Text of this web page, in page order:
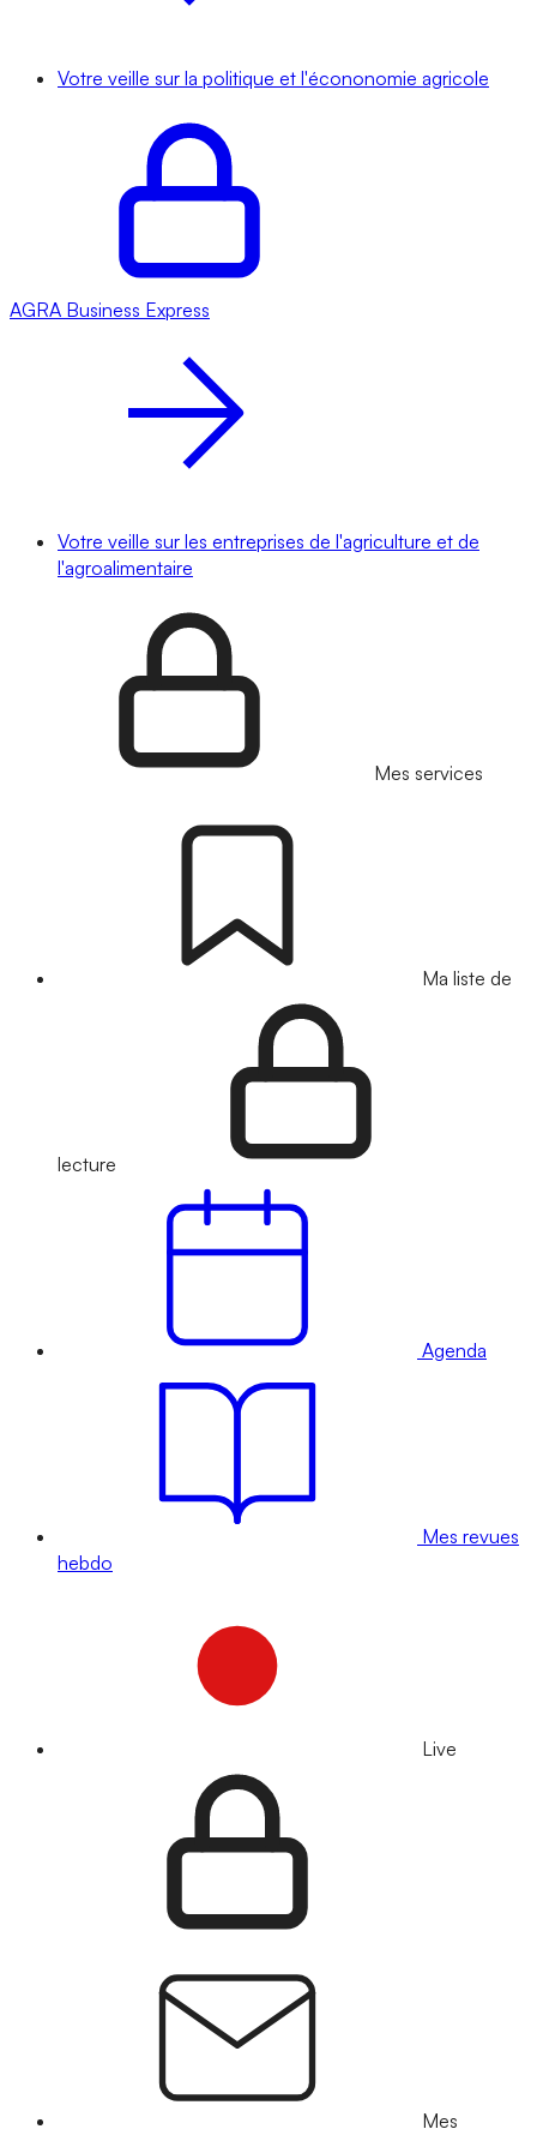
Votre veille sur la politique et l'écononomie agricole
AGRA Business Express
Votre veille sur les entreprises de l'agriculture et de
l'agroalimentaire
Mes services
Ma liste de
lecture
Agenda
Mes revues
hebdo
Live
Mes